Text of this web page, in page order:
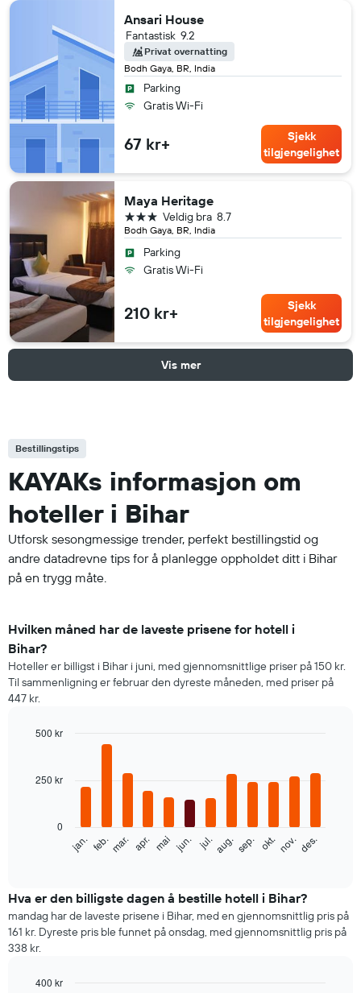
Ansari House
Bodh Gaya, BR, India
9.2
Fantastisk
Privat overnatting
Parking
Gratis Wi-Fi
67 kr+
Sjekk
tilgjengelighet
Maya Heritage
Bodh Gaya, BR, India
8.7
Veldig bra
3 stjerner
Parking
Gratis Wi-Fi
210 kr+
Sjekk
tilgjengelighet
Vis mer
Bestillingstips
KAYAKs informasjon om
hoteller i Bihar
Utforsk sesongmessige trender, perfekt bestillingstid og
andre datadrevne tips for å planlegge oppholdet ditt i Bihar
på en trygg måte.
Hvilken måned har de laveste prisene for hotell i
Bihar?
Hoteller er billigst i Bihar i juni, med gjennomsnittlige priser på 150 kr.
Til sammenligning er februar den dyreste måneden, med priser på
447 kr.
with
Diagrammet
nedenfor
for
et
rom
per
måned
jan. feb.mar. apr. mai jun. jul.aug.sep. okt. nov.des.
0
250 kr
500 kr
Hva er den billigste dagen å bestille hotell i Bihar?
mandag har de laveste prisene i Bihar, med en gjennomsnittlig pris på
161 kr. Dyreste pris ble funnet på onsdag, med gjennomsnittlig pris på
338 kr.
400 kr